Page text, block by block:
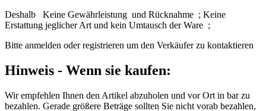
Deshalb Keine Gewährleistung und Rücknahme ; Keine
Erstattung jeglicher Art und kein Umtausch der Ware ;
Bitte anmelden oder registrieren um den Verkäufer zu kontaktieren
Hinweis - Wenn sie kaufen:
Wir empfehlen Ihnen den Artikel abzuholen und vor Ort in bar zu
bezahlen. Gerade größere Beträge sollten Sie nicht vorab bezahlen,